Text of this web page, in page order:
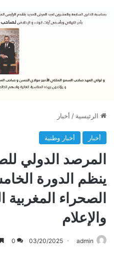
الرئيسية / أخبار
أخبار أخبار وطنية
المرصد الدولي
ينظم الدورة
الصحراء المغربية
والإعلام
admin
03/20/2025
0